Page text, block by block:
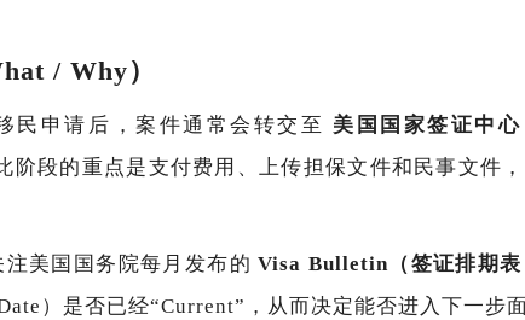
/ Why）
民申请后，案件通常会转交至 美国国家签证中
阶段的重点是支付费用、上传担保文件和民事文件
注美国国务院每月发布的Visa Bulletin（签证排期表
）是否已经“Current”，从而决定能否进入下一步